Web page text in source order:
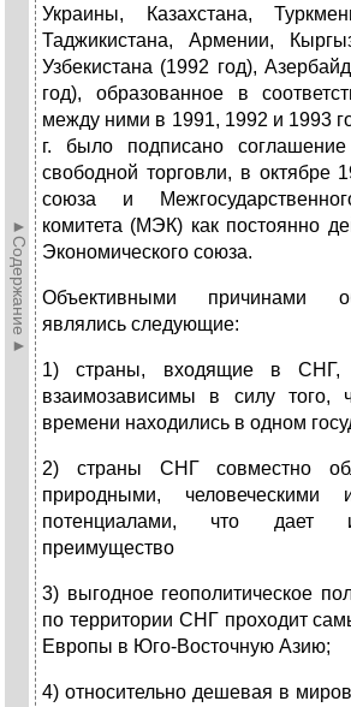
►Содержание►
Украины, Казахстана,
Таджикистана, Армении,
Узбекистана (1992 год),
год), образованное в
между ними в 1991, 1992 и 1993
г. было подписано
свободной торговли, в октябре
союза и
комитета (МЭК) как постоянно
Экономического союза.
Объективными причинами
являлись следующие:
1) страны, входящие в СНГ,
взаимозависимы в силу того,
времени находились в одном
2) страны СНГ совместно
природными, человеческими
потенциалами, что дает
преимущество
3) выгодное геополитическое
по территории СНГ проходит
Европы в Юго-Восточную Азию;
4) относительно дешевая в